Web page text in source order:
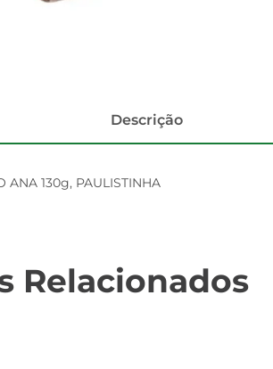
Descrição
ANA 130g, PAULISTINHA
Relacionados